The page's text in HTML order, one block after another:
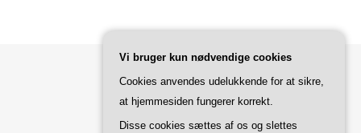
Bard Tema afWP Royal .
Vi bruger kun nødvendige cookies
Cookies anvendes udelukkende for at sikre,
at hjemmesiden fungerer korrekt.
Disse cookies sættes af os og slettes